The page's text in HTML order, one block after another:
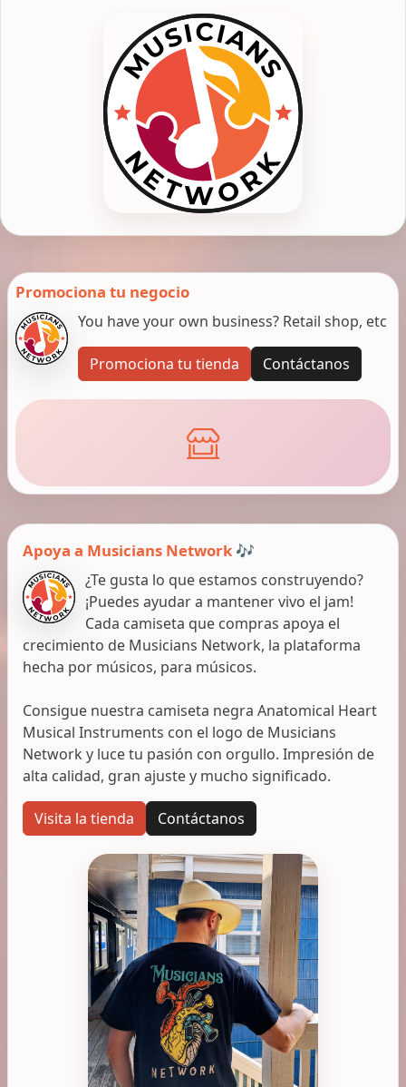
Promociona tu negocio
You have your own business? Retail shop, etc
Promociona tu tienda Contáctanos
Apoya a Musicians Network 🎶
¿Te gusta lo que estamos construyendo?
¡Puedes ayudar a mantener vivo el jam!
Cada camiseta que compras apoya el
crecimiento de Musicians Network, la plataforma
hecha por músicos, para músicos.
Consigue nuestra camiseta negra Anatomical Heart
Musical Instruments con el logo de Musicians
Network y luce tu pasión con orgullo. Impresión de
alta calidad, gran ajuste y mucho significado.
Visita la tienda Contáctanos